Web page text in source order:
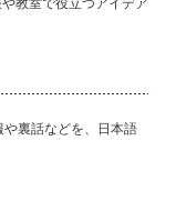
裏話などを、日本語